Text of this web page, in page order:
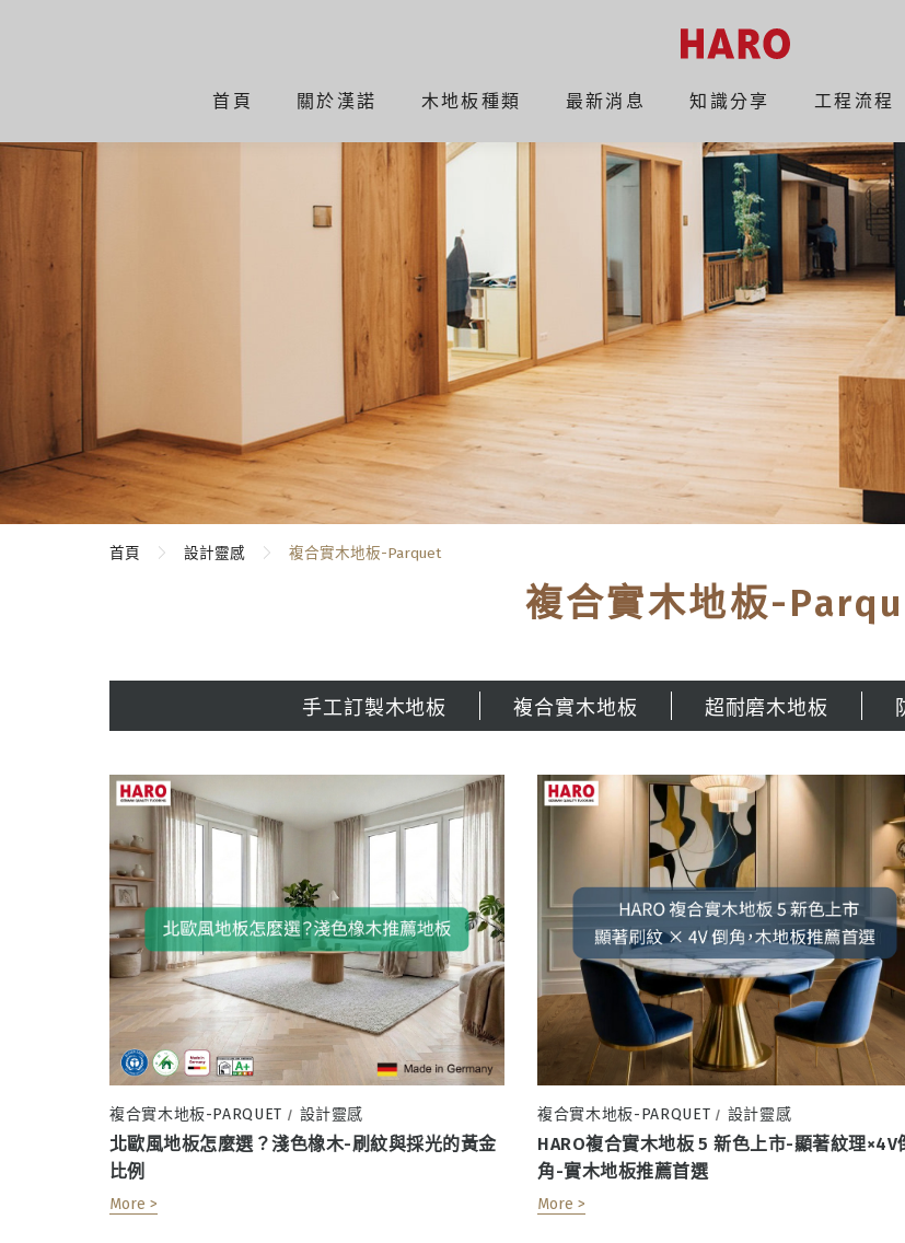
首頁 關於漢諾 木地板種類 最新消息 知識分享 工程流程
首頁 設計靈感 複合實木地板-Parquet
複合實木地板-
手工訂製木地板 複合實木地板 超耐磨木地板
複合實木地板-PARQUET / 設計靈感
北歐風地板怎麼選？淺色橡木-刷紋與採光的黃金
比例
More >
複合實木地板-PARQUET / 設計靈感
HARO複合實木地板 5 新色上市-顯著紋理×4V
角-實木地板推薦首選
More >